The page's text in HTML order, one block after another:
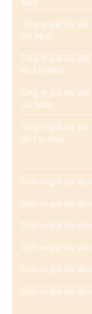
Minh
Công ty giặt sấy
Chí Minh
Công ty giặt sấy
Hồ Chí Minh
Công ty giặt sấy
Chí Minh
Công ty giặt sấy giặt
Hồ Chí Minh
Dịch vụ giặt sấy tận
Dịch vụ giặt sấy tận
Dịch vụ giặt sấy tận
Dịch vụ giặt sấy tận
Dịch vụ giặt sấy tận
Dịch vụ giặt sấy tận